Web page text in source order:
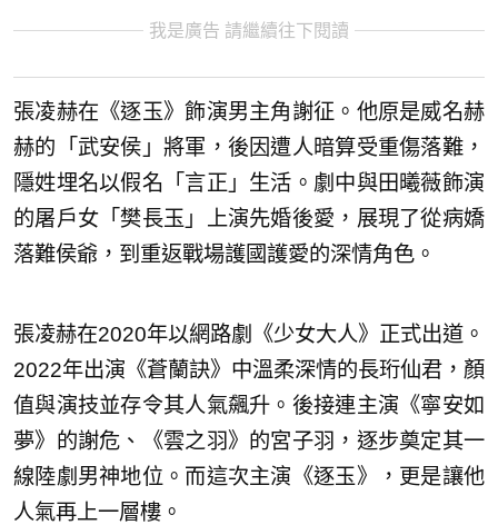
我是廣告 請繼續往下閱讀
張凌赫在《逐玉》飾演男主角謝征。他原是威名赫
赫的「武安侯」將軍，後因遭人暗算受重傷落難，
隱姓埋名以假名「言正」生活。劇中與田曦薇飾演
的屠戶女「樊長玉」上演先婚後愛，展現了從病嬌
落難侯爺，到重返戰場護國護愛的深情角色。
張凌赫在2020年以網路劇《少女大人》正式出道。
2022年出演《蒼蘭訣》中溫柔深情的長珩仙君，顏
值與演技並存令其人氣飆升。後接連主演《寧安如
夢》的謝危、《雲之羽》的宮子羽，逐步奠定其一
線陸劇男神地位。而這次主演《逐玉》，更是讓他
人氣再上一層樓。